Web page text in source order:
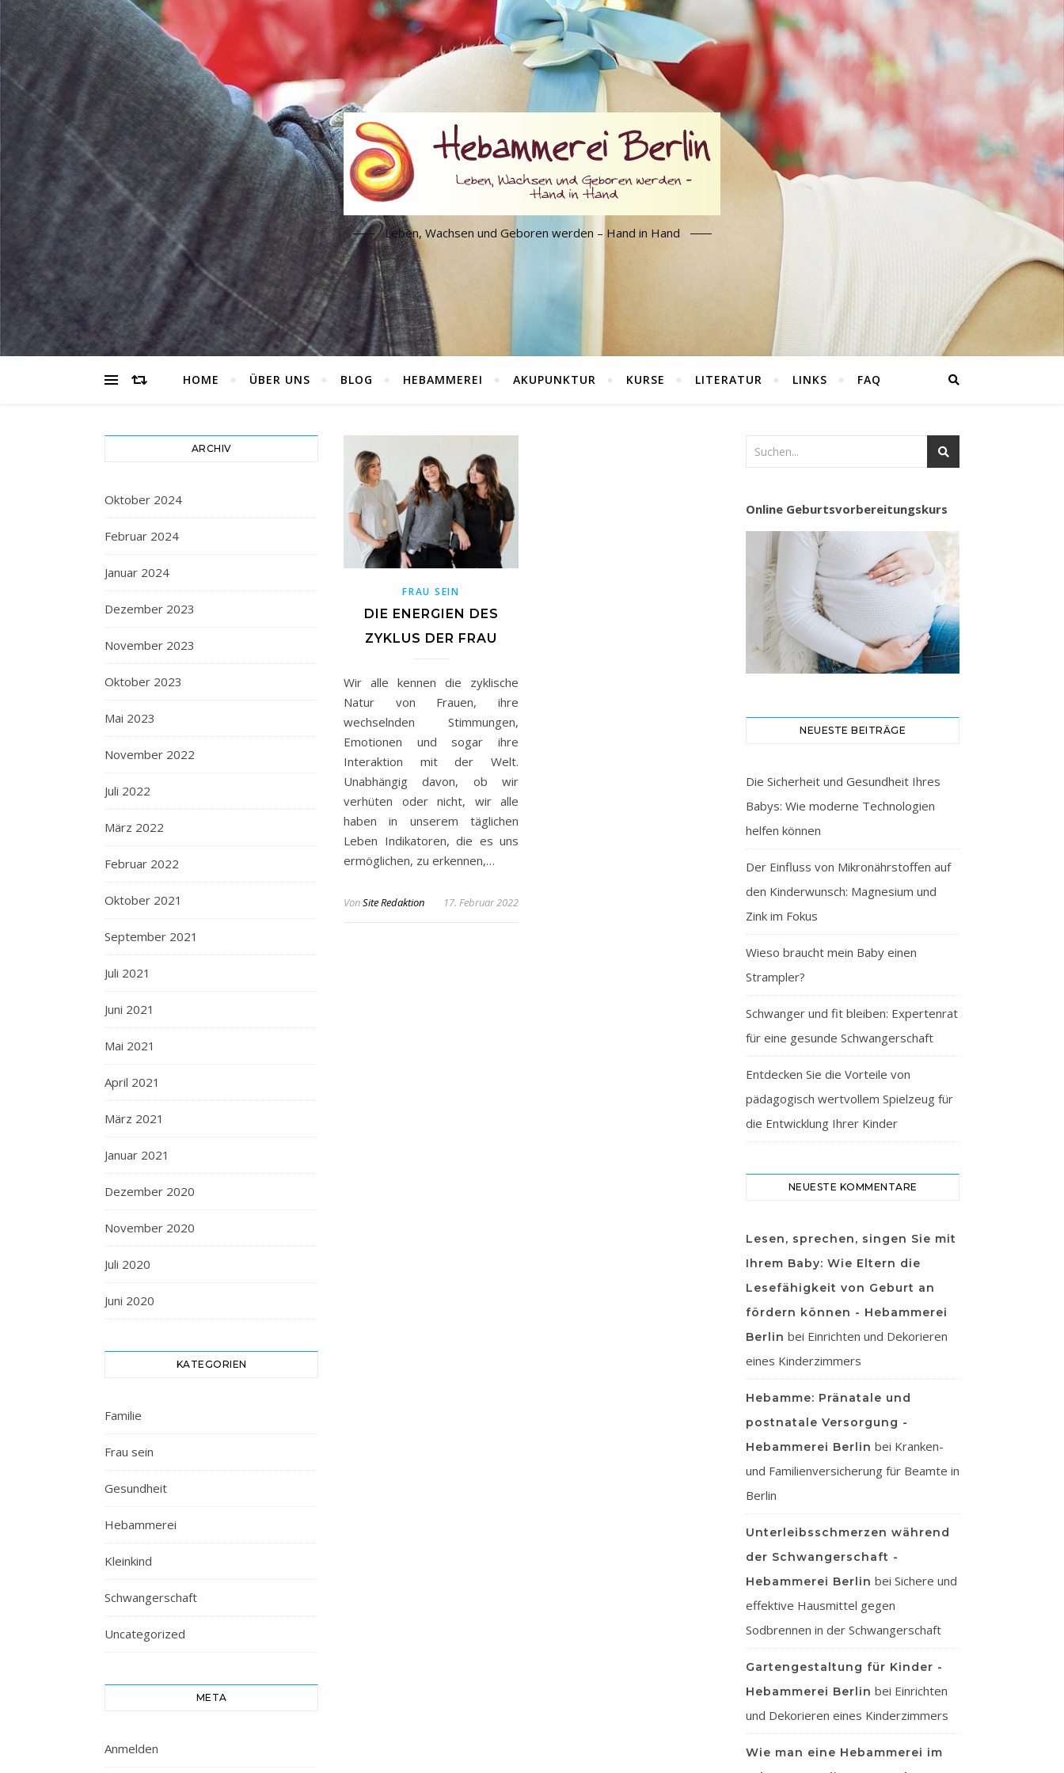
Leben, Wachsen und Geboren werden – Hand in Hand
HOME ÜBER UNS BLOG HEBAMMEREI AKUPUNKTUR KURSE LITERATUR LINKS FAQ
ARCHIV
Oktober 2024
Februar 2024
Januar 2024
Dezember 2023
November 2023
Oktober 2023
Mai 2023
November 2022
Juli 2022
März 2022
Februar 2022
Oktober 2021
September 2021
Juli 2021
Juni 2021
Mai 2021
April 2021
März 2021
Januar 2021
Dezember 2020
November 2020
Juli 2020
Juni 2020
KATEGORIEN
Familie
Frau sein
Gesundheit
Hebammerei
Kleinkind
Schwangerschaft
Uncategorized
META
Anmelden
FRAU SEIN
DIE ENERGIEN DES
ZYKLUS DER FRAU
Wir alle kennen die zyklische
Natur von Frauen, ihre
wechselnden Stimmungen,
Emotionen und sogar ihre
Interaktion mit der Welt.
Unabhängig davon, ob wir
verhüten oder nicht, wir alle
haben in unserem täglichen
Leben Indikatoren, die es uns
ermöglichen, zu erkennen,…
VonSite Redaktion 17. Februar 2022
Online Geburtsvorbereitungskurs
NEUESTE BEITRÄGE
Die Sicherheit und Gesundheit Ihres
Babys: Wie moderne Technologien
helfen können
Der Einfluss von Mikronährstoffen auf
den Kinderwunsch: Magnesium und
Zink im Fokus
Wieso braucht mein Baby einen
Strampler?
Schwanger und fit bleiben: Expertenrat
für eine gesunde Schwangerschaft
Entdecken Sie die Vorteile von
pädagogisch wertvollem Spielzeug für
die Entwicklung Ihrer Kinder
NEUESTE KOMMENTARE
Lesen, sprechen, singen Sie mit
Ihrem Baby: Wie Eltern die
Lesefähigkeit von Geburt an
fördern können - Hebammerei
Berlin bei Einrichten und Dekorieren
eines Kinderzimmers
Hebamme: Pränatale und
postnatale Versorgung -
Hebammerei Berlin bei Kranken-
und Familienversicherung für Beamte in
Berlin
Unterleibsschmerzen während
der Schwangerschaft -
Hebammerei Berlin bei Sichere und
effektive Hausmittel gegen
Sodbrennen in der Schwangerschaft
Gartengestaltung für Kinder -
Hebammerei Berlin bei Einrichten
und Dekorieren eines Kinderzimmers
Wie man eine Hebammerei im